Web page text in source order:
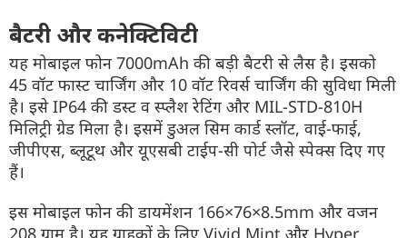
बैटरी और कनेक्टिविटी
यह मोबाइल फोन 7000mAh की बड़ी बैटरी से लैस है। इसको
45 वॉट फास्ट चार्जिंग और 10 वॉट रिवर्स चार्जिंग की सुविधा मिली
है। इसे IP64 की डस्ट व स्प्लैश रेटिंग और MIL-STD-810H
मिलिट्री ग्रेड मिला है। इसमें डुअल सिम कार्ड स्लॉट, वाई-फाई,
जीपीएस, ब्लूटूथ और यूएसबी टाईप-सी पोर्ट जैसे स्पेक्स दिए गए
हैं।
इस मोबाइल फोन की डायमेंशन 166×76×8.5mm और वजन
208 ग्राम है। यह ग्राहकों के लिए Vivid Mint और Hyper